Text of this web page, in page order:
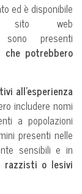
ed è disponibile
sito web
presenti
che potrebbero
all’esperienza
includere nomi
a popolazioni
presenti nelle
sensibili e in
razzisti o lesivi